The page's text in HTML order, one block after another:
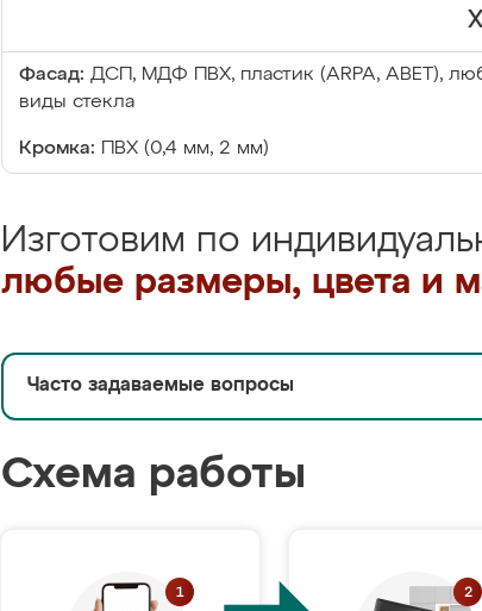
Фасад: ДСП, МДФ ПВХ, пластик (ARPA, ABET),
виды стекла
Кромка: ПВХ (0,4 мм, 2 мм)
Изготовим по
любые размеры, цвета и
Часто задаваемые вопросы
Схема работы